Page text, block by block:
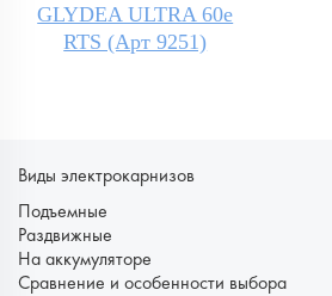
GLYDEA ULTRA 60e
RTS (Арт 9251)
Виды электрокарнизов
Подъемные
Раздвижные
На аккумуляторе
Сравнение и особенности выбора